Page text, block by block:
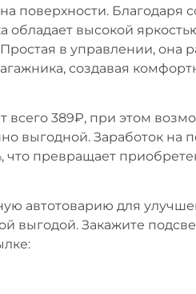
поверхности.
обладает высокой
в управлении, она
создавая
всего 389₽, при этом
выгодной. Заработок на
что превращает
автотоварию для
выгодой. Закажите